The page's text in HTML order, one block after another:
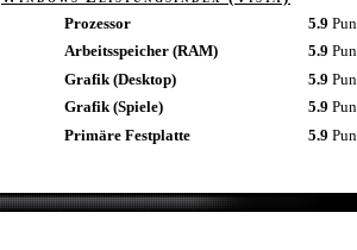
Prozessor
5.9
Arbeitsspeicher (RAM)
5.9
Grafik (Desktop)
5.9
Grafik (Spiele)
5.9
Primäre Festplatte
5.9